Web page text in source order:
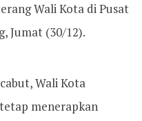
Wali Kota di Pusat
Jumat (30/12).
Wali Kota
menerapkan